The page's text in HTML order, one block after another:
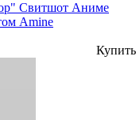
Свитшот Аниме
Amine
Купить